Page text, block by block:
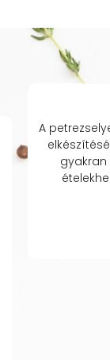
A
gyakran